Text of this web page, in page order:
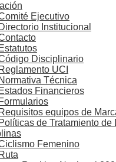
Ejecutivo
Directorio Institucional
Estatutos
Disciplinario
Reglamento UCI
Normativa Técnica
Estados Financieros
Formularios
Requisitos equipos de
Políticas de Tratamiento de
Femenino
Ruta